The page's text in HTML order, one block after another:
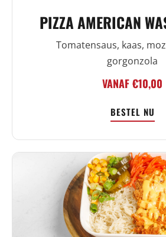
PIZZA AMERICAN
Tomatensaus, kaas,
gorgonzola
VANAF €10,00
BESTEL NU